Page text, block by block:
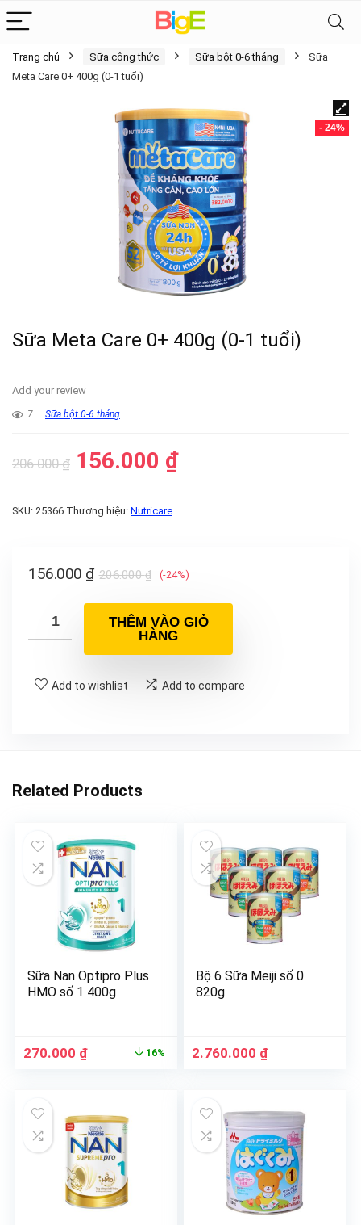
Trang chủ Sữa công thức Sữa bột 0-6 tháng
Sữa
Meta Care 0+ 400g (0-1 tuổi)
- 24%
Sữa Meta Care 0+ 400g (0-1 tuổi)
Add your review
7 Sữa bột 0-6 tháng
206.000₫ 156.000 ₫
SKU: 25366 Thương hiệu: Nutricare
206.000₫
156.000 ₫ (-24%)
THÊM VÀO GIỎ
HÀNG
Add to wishlist Add to compare
Related Products
Sữa Nan Optipro Plus
HMO số 1 400g
270.000 ₫ 16%
Bộ 6 Sữa Meiji số 0
820g
2.760.000 ₫